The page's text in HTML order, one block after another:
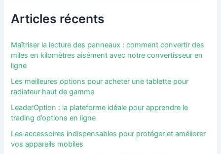
Articles récents
Maîtriser la lecture des panneaux : comment convertir des
miles en kilomètres aisément avec notre convertisseur en
ligne
Les meilleures options pour acheter une tablette pour
radiateur haut de gamme
LeaderOption : la plateforme idéale pour apprendre le
trading d’options en ligne
Les accessoires indispensables pour protéger et améliorer
vos appareils mobiles